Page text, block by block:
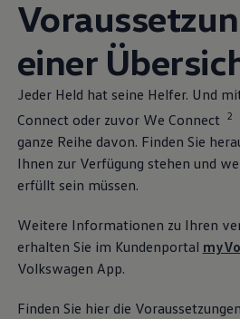
einer
Jeder Held hat seine Helfer. Und
Connect oder zuvor We Connect 2
ganze Reihe davon. Finden Sie
Ihnen zur Verfügung stehen und
erfüllt sein müssen.
Weitere Informationen zu Ihren
erhalten Sie im Kundenportal
Volkswagen App.
Finden Sie hier die